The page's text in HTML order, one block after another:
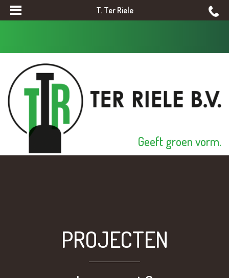
T. Ter Riele
Geeft groen vorm.
PROJECTEN